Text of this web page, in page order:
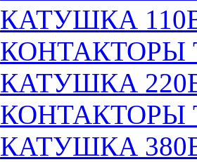
КАТУШКА
КОНТАКТОРЫ
КАТУШКА
КОНТАКТОРЫ
КАТУШКА